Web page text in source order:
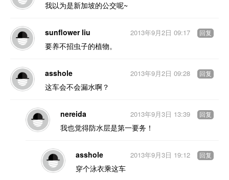
我以为是新加坡的公交呢~
sunflower liu
要养不招虫子的植物。
2013年9月2日 09:17 回复
asshole
这车会不会漏水啊？
2013年9月2日 09:28 回复
nereida
我也觉得防水层是第一要务！
2013年9月3日 13:39 回复
asshole
穿个泳衣乘这车
2013年9月3日 19:12 回复